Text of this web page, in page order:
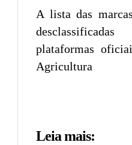
A lista das
plataformas
Agricultura
Leia mais: